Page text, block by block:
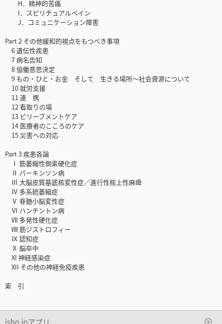
H．精神的苦痛
I．スピリチュアルペイン
J．コミュニケーション障害
Part 2 その他緩和的視点をもつべき事項
6 遺伝性疾患
7 病名告知
8 協働意思決定
9 もの・ひと・お金 そして 生きる場所〜社会資源について
10 就労支援
11 連 携
12 看取りの場
13 ビリーブメントケア
14 医療者のこころのケア
15 災害への対応
Part 3 疾患各論
Ⅰ 筋萎縮性側索硬化症
Ⅱ パーキンソン病
Ⅲ 大脳皮質基底核変性症／進行性核上性麻痺
Ⅳ 多系統萎縮症
Ⅴ 脊髄小脳変性症
Ⅵ ハンチントン病
Ⅶ 多発性硬化症
Ⅷ 筋ジストロフィー
Ⅸ 認知症
Ⅹ 脳卒中
XI 神経感染症
XII その他の神経免疫疾患
索 引
isho.jpアプリ